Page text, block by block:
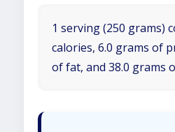
1 serving (250 grams)
calories, 6.0 grams of
of fat, and 38.0 grams